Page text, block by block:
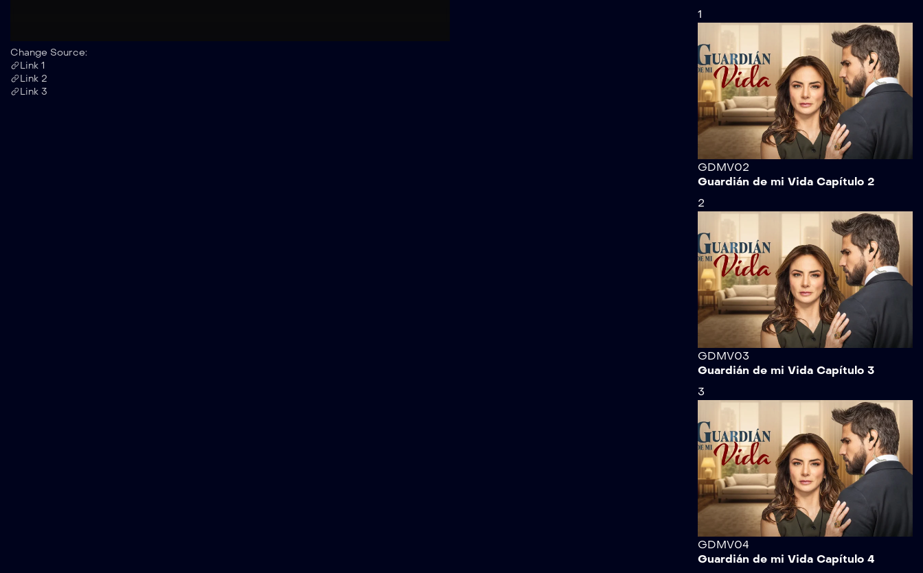
Change Source:
Link 1
Link 2
Link 3
1
GDMV02
Guardián de mi Vida Capítulo 2
2
GDMV03
Guardián de mi Vida Capítulo 3
3
GDMV04
Guardián de mi Vida Capítulo 4